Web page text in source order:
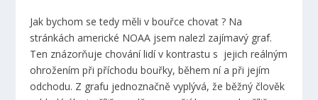
Jak bychom se tedy měli v bouřce chovat ? Na
stránkách americké NOAA jsem nalezl zajímavý graf.
Ten znázorňuje chování lidí v kontrastu s jejich reálným
ohrožením při příchodu bouřky, během ní a při jejím
odchodu. Z grafu jednoznačně vyplývá, že běžný člověk